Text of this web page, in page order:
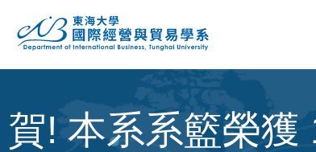
賀! 本系系籃榮獲